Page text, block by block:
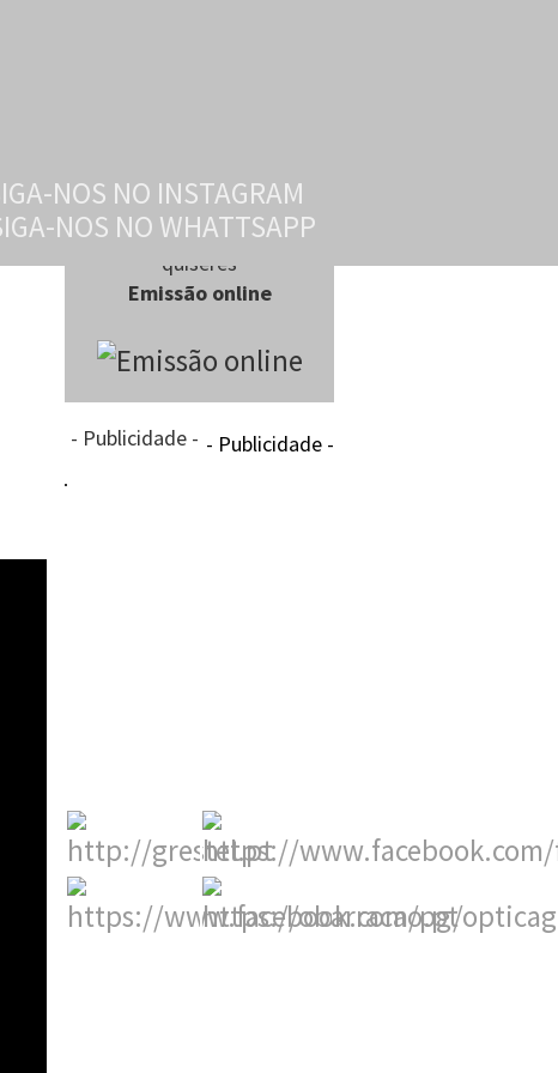
Ouve-nos quando e onde
quiseres
Emissão online
- Publicidade - - Publicidade -